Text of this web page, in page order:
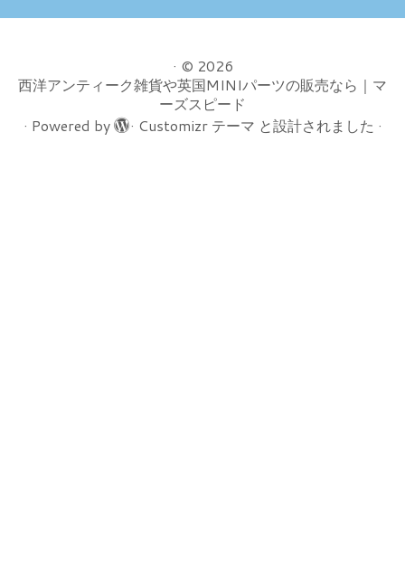
· © 2026
西洋アンティーク雑貨や英国MINIパーツの販売なら｜マ
ーズスピード
· Powered by · Customizr テーマ と設計されました ·